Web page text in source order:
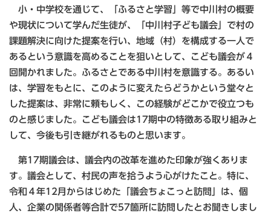
小・中学校を通じて、「ふるさと学習」等で中川村の概要
や現状について学んだ生徒が、「中川村子ども議会」で村の
課題解決に向けた提案を行い、地域（村）を構成する一人で
あるという意識を高めることを狙いとして、こども議会が４
回開かれました。ふるさとである中川村を意識する。あるい
は、学習をもとに、このように変えたらどうかという堂々と
した提案は、非常に頼もしく、この経験がどこかで役立つも
のと感じました。こども議会は17期中の特徴ある取り組みと
して、今後も引き継がれるものと思います。
第17期議会は、議会内の改革を進めた印象が強くありま
す。議会として、村民の声を拾うよう心がけたこと。特に、
令和４年12月からはじめた「議会ちょこっと訪問」は、個
人、企業の関係者等合計で57箇所に訪問したとお聞きしまし